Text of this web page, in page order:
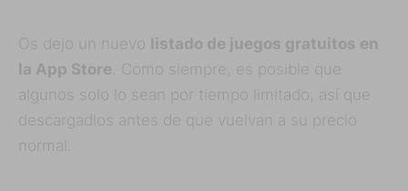
Os dejo un nuevo listado de juegos gratuitos en
la App Store . Como siempre, es posible que
algunos solo lo sean por tiempo limitado, así que
descargadlos antes de que vuelvan a su precio
normal.